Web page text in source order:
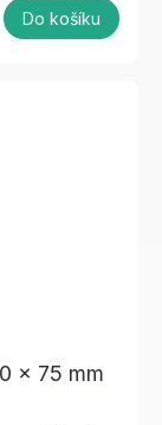
Do košíku
x 75 mm